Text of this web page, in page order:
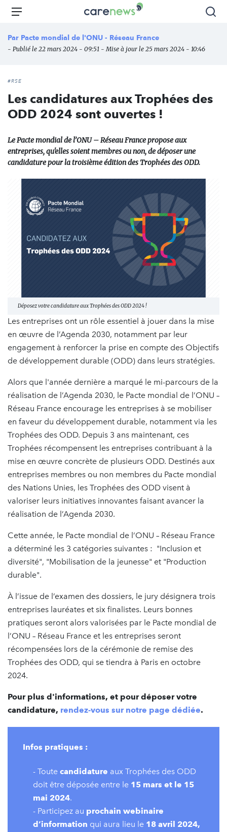
Aller
principal
Carenews,
média
des
Menu
Par Pacte mondial de l'ONU - Réseau France
- Publié le 22 mars 2024 - 09:51 - Mise à jour le 25 mars 2024 - 10:46
#RSE
Les candidatures aux Trophées des
ODD 2024 sont ouvertes !
Le Pacte mondial de l’ONU – Réseau France propose aux
entreprises, qu'elles soient membres ou non, de déposer une
candidature pour la troisième édition desTrophées des ODD.
Déposez votre candidature aux Trophées des ODD 2024 !
Les entreprises ont un rôle essentiel à jouer dans la mise
en œuvre de l’Agenda 2030, notamment par leur
engagement à renforcer la prise en compte des Objectifs
de développement durable (ODD) dans leurs stratégies.
Alors que l'année dernière a marqué le mi-parcours de la
réalisation de l’Agenda 2030, le Pacte mondial de l’ONU –
Réseau France encourage les entreprises à se mobiliser
en faveur du développement durable, notamment via les
Trophées des ODD. Depuis 3 ans maintenant, ces
Trophées récompensent les entreprises contribuant à la
mise en œuvre concrète de plusieurs ODD. Destinés aux
entreprises membres ou non membres du Pacte mondial
des Nations Unies, les Trophées des ODD visent à
valoriser leurs initiatives innovantes faisant avancer la
réalisation de l’Agenda 2030.
Cette année, le Pacte mondial de l’ONU – Réseau France
a déterminé les 3 catégories suivantes : "Inclusion et
diversité", "Mobilisation de la jeunesse" et "Production
durable".
À l’issue de l’examen des dossiers, le jury désignera trois
entreprises lauréates et six finalistes. Leurs bonnes
pratiques seront alors valorisées par le Pacte mondial de
l’ONU – Réseau France et les entreprises seront
récompensées lors de la cérémonie de remise des
Trophées des ODD, qui se tiendra à Paris en octobre
2024.
Pour plus d'informations, et pour déposer votre
candidature, rendez-vous sur notre page dédiée.
Infos pratiques :
- Toute candidature aux Trophées des ODD
doit être déposée entre le 15 mars et le 15
mai 2024.
- Participez au prochain webinaire
d’information qui aura lieu le 18 avril 2024,